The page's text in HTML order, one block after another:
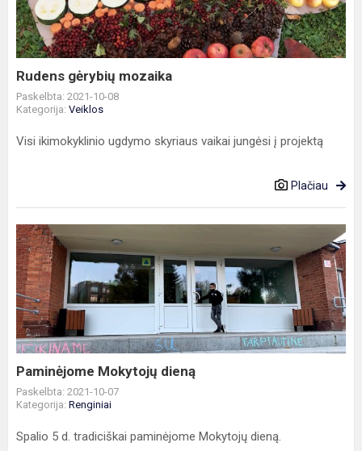
Rudens gėrybių mozaika
Paskelbta: 2021-10-08
Kategorija: Veiklos
Visi ikimokyklinio ugdymo skyriaus vaikai jungėsi į projektą
Plačiau
Paminėjome
Mokytojų
dieną
Paminėjome Mokytojų dieną
Paskelbta: 2021-10-07
Kategorija: Renginiai
Spalio 5 d. tradiciškai paminėjome Mokytojų dieną.